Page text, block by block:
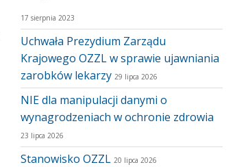
17 sierpnia 2023
Uchwała Prezydium Zarządu
Krajowego OZZL w sprawie ujawniania
zarobków lekarzy 29 lipca 2026
NIE dla manipulacji danymi o
wynagrodzeniach w ochronie zdrowia
23 lipca 2026
Stanowisko OZZL 20 lipca 2026